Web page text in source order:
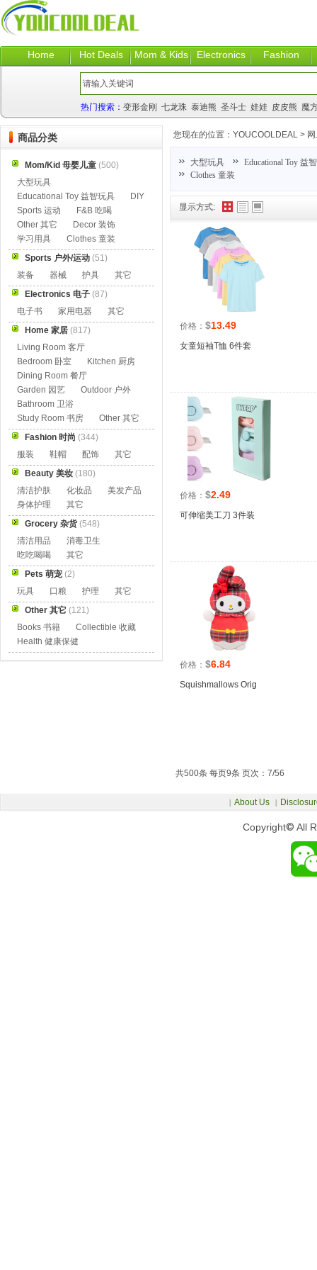
Home Hot Deals Mom & Kids Electronics Fashion
热门搜索： 变形金刚 七龙珠 泰迪熊 圣斗士 娃娃 皮皮熊 魔
显示方式:
价格： $13.49
女童短袖T恤 6件套
价格： $2.49
可伸缩美工刀 3件装
价格： $6.84
Squishmallows Orig
共500条 每页9条 页次：7/56
您现在的位置： YOUCOOLDEAL >
大型玩具
Educational Toy 益
Clothes 童装
商品分类
Mom/Kid 母婴儿童 (500)
大型玩具
Educational Toy 益智玩具
DIY
Sports 运动
F&B 吃喝
Other 其它
Decor 装饰
学习用具
Clothes 童装
Sports 户外/运动 (51)
装备
器械 护具
其它
Electronics 电子 (87)
电子书
家用电器
其它
Home 家居 (817)
Living Room 客厅
Bedroom 卧室
Kitchen 厨房
Dining Room 餐厅
Garden 园艺
Outdoor 户外
Bathroom 卫浴
Study Room 书房
Other 其它
Fashion 时尚 (344)
服装
鞋帽 配饰
其它
Beauty 美妆 (180)
清洁护肤
化妆品
美发产品
身体护理
其它
Grocery 杂货(548)
清洁用品
消毒卫生
吃吃喝喝
其它
Pets 萌宠 (2)
玩具
口粮 护理
其它
Other 其它 (121)
Books 书籍
Collectible 收藏
Health 健康保健
Copyright© All
| About Us |